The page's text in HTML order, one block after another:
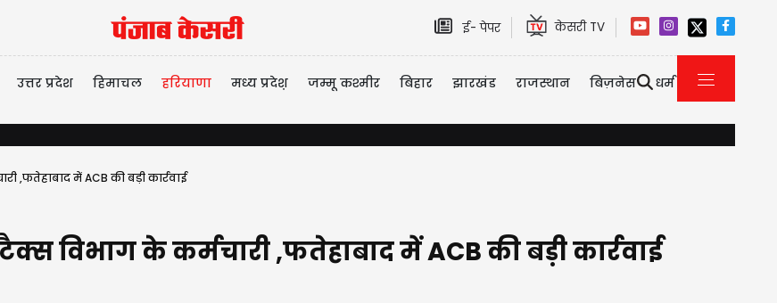
ई- पेपर केसरी TV
उत्तर प्रदेश हिमाचल हरियाणा मध्य प्रदेश़ जम्मू कश्मीर बिहार झारखंड राजस्थान बिज़नेस धर्म
,फतेहाबाद में ACB की बड़ी कार्रवाई
विभाग के कर्मचारी ,फतेहाबाद में ACB की बड़ी कार्रवाई